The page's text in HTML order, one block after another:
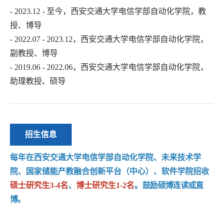
- 2023.12 - 至今，西安交通大学电信学部自动化学院，教
授、博导
- 2022.07 - 2023.12，西安交通大学电信学部自动化学院，
副教授、博导
- 2019.06 - 2022.06，西安交通大学电信学部自动化学院，
助理教授、硕导
招生信息
每年在西安交通大学电信学部自动化学院、未来技术学
院、国家储能产教融合创新平台（中心）、软件学院招收
硕士研究生3-4名、 博士研究生1-2名。 鼓励硕博连读或直
博。